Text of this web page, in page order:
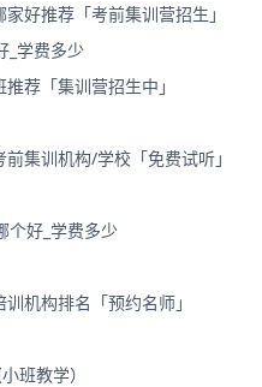
好推荐「考前集训营招生」
_学费多少
荐「集训营招生中」
集训机构/学校「免费试听」
个好_学费多少
机构排名「预约名师」
班教学）